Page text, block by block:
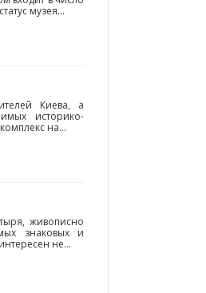
музея...
Киева, а
историко-
на...
живописно
знаковых и
не...